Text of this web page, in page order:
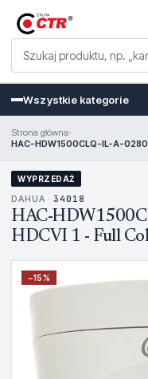
Wszystkie kategorie
Strona główna›
HAC-HDW1500CLQ-IL-A-
WYPRZEDAŻ
DAHUA · 34018
HAC-
HDCVI 1 - Full
−15%